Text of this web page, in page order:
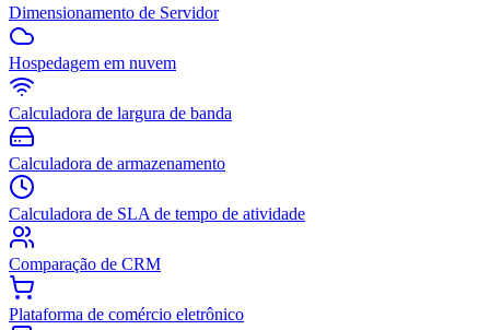
Dimensionamento de Servidor
Hospedagem em nuvem
Calculadora de largura de banda
Calculadora de armazenamento
Calculadora de SLA de tempo de atividade
Comparação de CRM
Plataforma de comércio eletrônico